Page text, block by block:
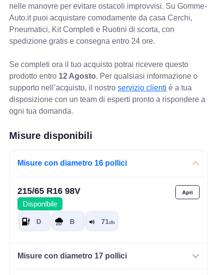
nelle manovre per evitare ostacoli improvvisi. Su Gomme-
Auto.it puoi acquistare comodamente da casa Cerchi,
Pneumatici, Kit Completi e Ruotini di scorta, con
spedizione gratis e consegna entro 24 ore.
Se completi ora il tuo acquisto potrai ricevere questo
prodotto entro 12 Agosto. Per qualsiasi informazione o
supporto nell’acquisto, il nostroservizio clienti è a tua
disposizione con un team di esperti pronto a rispondere a
ogni tua domanda.
Misure disponibili
Misure con diametro 16 pollici
215/65 R16 98V
Disponibile
Misure con diametro 17 pollici